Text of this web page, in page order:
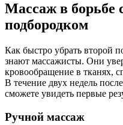
Массаж в борьбе
подбородком
Как быстро убрать второй
знают массажисты. Они
кровообращение в тканях,
В течение двух недель
сможете увидеть первые
Ручной массаж